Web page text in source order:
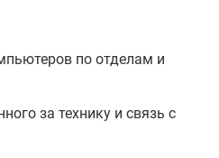
по отделам и
за технику и связь с